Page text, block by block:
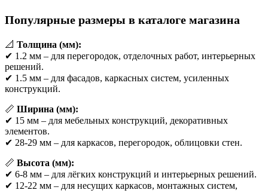
Популярные размеры в каталоге магазина
📐 Толщина (мм):
✔ 1.2 мм – для перегородок, отделочных работ, интерьерных
решений.
✔ 1.5 мм – для фасадов, каркасных систем, усиленных
конструкций.
📏 Ширина (мм):
✔ 15 мм – для мебельных конструкций, декоративных
элементов.
✔ 28-29 мм – для каркасов, перегородок, облицовки стен.
📏 Высота (мм):
✔ 6-8 мм – для лёгких конструкций и интерьерных решений.
✔ 12-22 мм – для несущих каркасов, монтажных систем,